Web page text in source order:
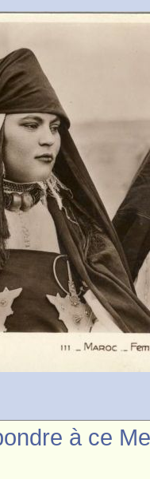
à ce